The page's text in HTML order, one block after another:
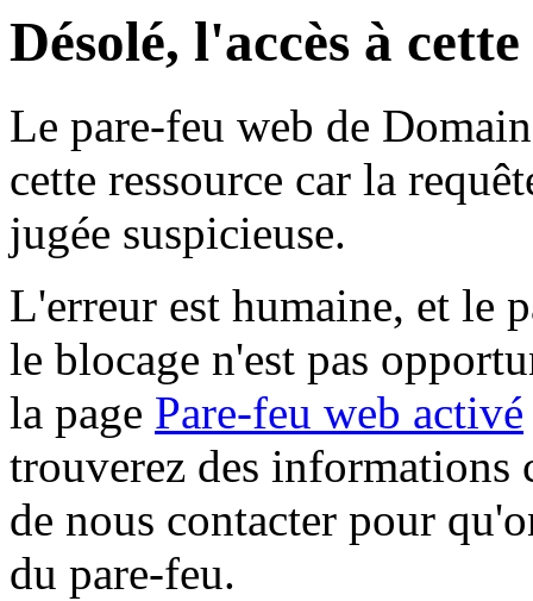
Désolé, l'accès à
Le pare-feu web de
cette ressource car la
jugée suspicieuse.
L'erreur est humaine, et le
le blocage n'est pas
la page Pare-feu web activé
trouverez des informations
de nous contacter pour
du pare-feu.